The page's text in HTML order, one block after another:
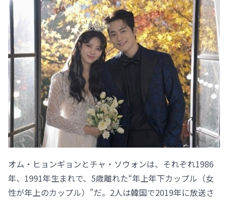
オム・ヒョンギョンとチャ・ソウォンは、それぞれ1986
年、1991年生まれで、5歳離れた“年上年下カップル（女
性が年上のカップル）”だ。2人は韓国で2019年に放送さ